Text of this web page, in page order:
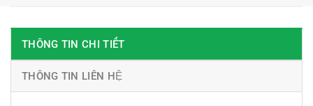
THÔNG TIN CHI TIẾT
THÔNG TIN LIÊN HỆ